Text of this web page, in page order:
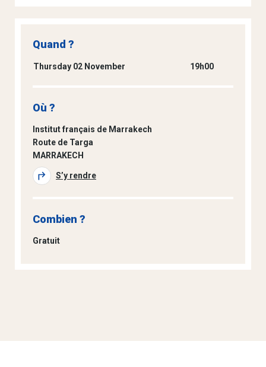
Quand ?
Thursday 02 November 19h00
Où ?
Institut français de Marrakech
Route de Targa
MARRAKECH
S’y rendre
Combien ?
Gratuit